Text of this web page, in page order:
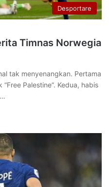
Desportare
Timnas Norwegia
tak menyenangkan. Pertama
Palestine”. Kedua, habis